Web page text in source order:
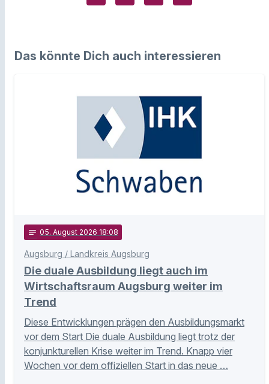
Das könnte Dich auch interessieren
notes 05. August 2026 18:08
Augsburg / Landkreis Augsburg
Die duale Ausbildung liegt auch im
Wirtschaftsraum Augsburg weiter im
Trend
Diese Entwicklungen prägen den Ausbildungsmarkt
vor dem Start Die duale Ausbildung liegt trotz der
konjunkturellen Krise weiter im Trend. Knapp vier
Wochen vor dem offiziellen Start in das neue …